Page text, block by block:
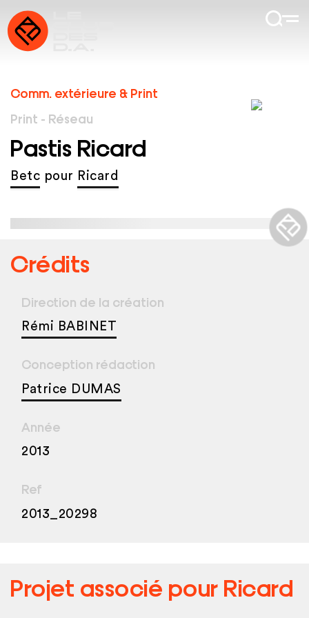
Comm. extérieure & Print
Print - Réseau
Pastis Ricard
Betc pour Ricard
Crédits
Direction de la création
Rémi BABINET
Conception rédaction
Patrice DUMAS
Année
2013
Ref
2013_20298
Projet associé pour Ricard